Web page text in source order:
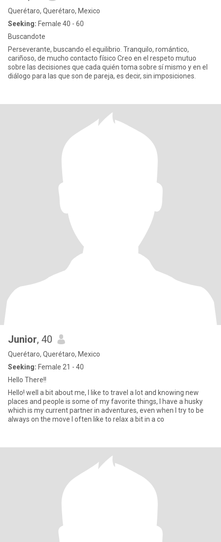
Querétaro, Querétaro, Mexico
Seeking: Female 40 - 60
Buscandote
Perseverante, buscando el equilibrio. Tranquilo, romántico,
cariñoso, de mucho contacto físico Creo en el respeto mutuo
sobre las decisiones que cada quién toma sobre sí mismo y en el
diálogo para las que son de pareja, es decir, sin imposiciones.
Junior, 40
Querétaro, Querétaro, Mexico
Seeking: Female 21 - 40
Hello There!!
Hello! well a bit about me, I like to travel a lot and knowing new
places and people is some of my favorite things, I have a husky
which is my current partner in adventures, even when I try to be
always on the move I often like to relax a bit in a co